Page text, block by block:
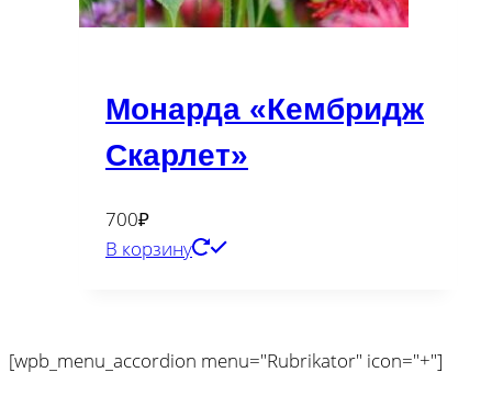
Монарда «Кембридж
Скарлет»
700₽
В корзину
[wpb_menu_accordion menu="Rubrikator" icon="+"]